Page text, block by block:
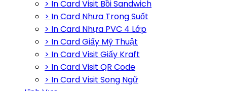
> In Card Visit Bồi Sandwich
> In Card Nhựa Trong Suốt
> In Card Nhựa PVC 4 Lớp
> In Card Giấy Mỹ Thuật
> In Card Visit Giấy Kraft
> In Card Visit QR Code
> In Card Visit Song Ngữ